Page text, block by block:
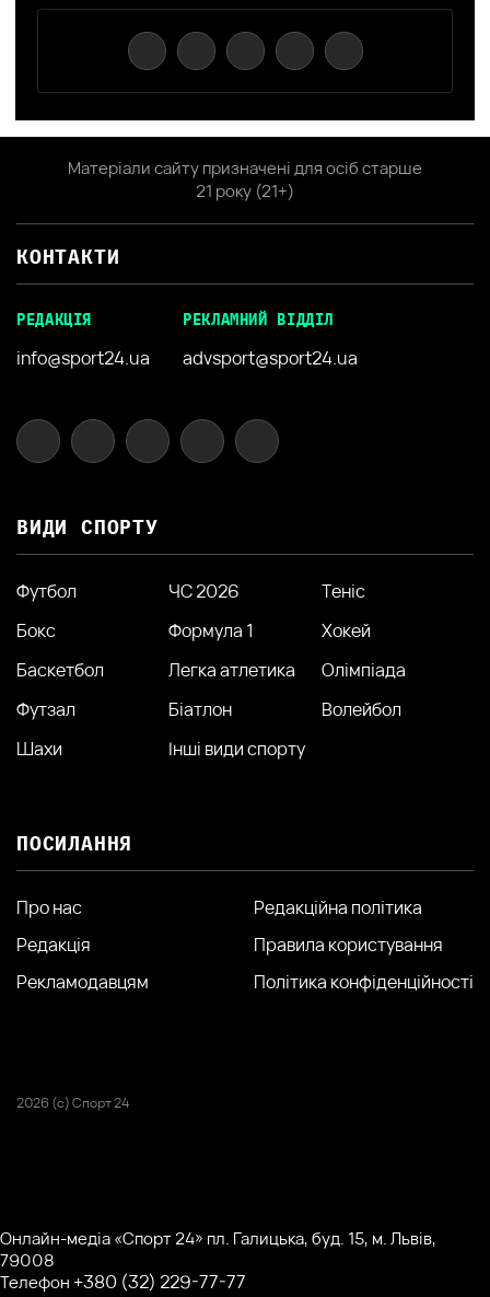
Матеріали сайту призначені для осіб старше
21 року (21+)
КОНТАКТИ
РЕДАКЦІЯ
info@sport24.ua
РЕКЛАМНИЙ ВІДДІЛ
advsport@sport24.ua
ВИДИ СПОРТУ
Футбол ЧС 2026
Теніс
Бокс
Формула 1
Хокей
Баскетбол
Легка атлетика
Олімпіада
Футзал
Біатлон
Волейбол
Шахи
Інші види спорту
ПОСИЛАННЯ
Про нас
Редакція
Рекламодавцям
Редакційна політика
Правила користування
Політика конфіденційності
2026 (с) Спорт 24
Онлайн-медіа «Спорт 24» пл. Галицька, буд. 15, м. Львів,
79008
Телефон +380 (32) 229-77-77